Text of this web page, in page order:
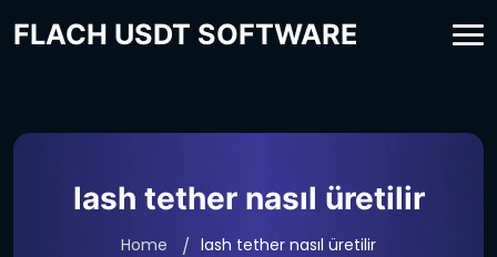
FLACH USDT SOFTWARE
lash tether nasıl üretilir
Home lash tether nasıl üretilir